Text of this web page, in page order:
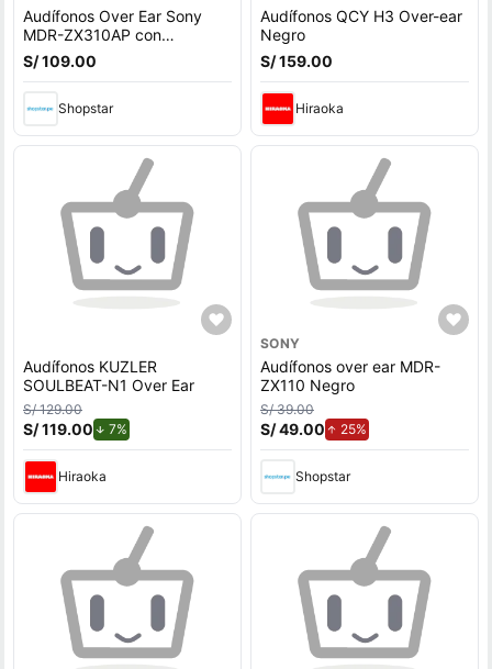
Audífonos Over Ear Sony
MDR-ZX310AP con
Micrófono Rojo
S/ 109.00
Shopstar
Audífonos QCY H3 Over-ear
Negro
S/ 159.00
Hiraoka
Audífonos KUZLER
SOULBEAT-N1 Over Ear
S/ 129.00
S/ 119.00 7%
Hiraoka
SONY
Audífonos over ear MDR-
ZX110 Negro
S/ 39.00
S/ 49.00 25%de aumento.
Shopstar